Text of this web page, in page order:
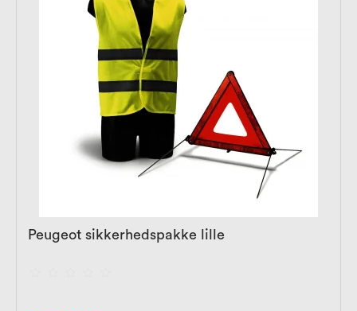
Peugeot sikkerhedspakke lille